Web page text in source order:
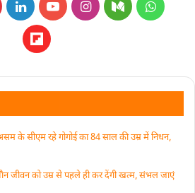
के सीएम रहे गोगोई का 84 साल की उम्र में निधन,
जीवन को उम्र से पहले ही कर देंगी खत्म, संभल जाएं